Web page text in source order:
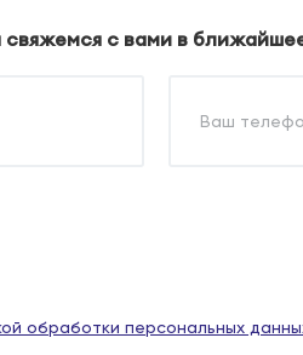
с вами в
обработки персональных